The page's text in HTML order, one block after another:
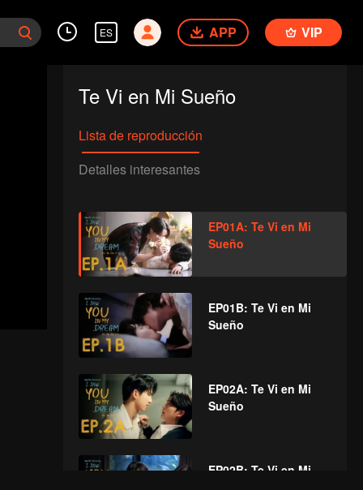
ES APP VIP
Te Vi en Mi Sueño
Lista de reproducción
Detalles interesantes
EP01A: Te Vi en Mi
Sueño
EP01B: Te Vi en Mi
Sueño
EP02A: Te Vi en Mi
Sueño
EP02B: Te Vi en Mi